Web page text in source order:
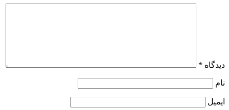
دیدگاه *
نام
ایمیل